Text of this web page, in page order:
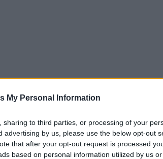
My Personal Information
sharing to third parties, or processing of your
advertising by us, please use the below opt-out
that after your opt-out request is processed
based on personal information utilized by us